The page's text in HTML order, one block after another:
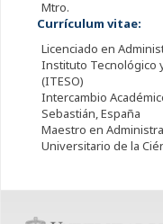
Mtro.
Currículum vitae:
Licenciado en
Instituto Tecnológico
(ITESO)
Intercambio
Sebastián, España
Maestro en
Universitario de la